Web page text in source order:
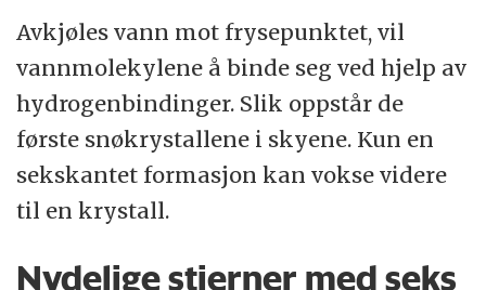
Avkjøles vann mot frysepunktet, vil
vannmolekylene å binde seg ved hjelp av
hydrogenbindinger. Slik oppstår de
første snøkrystallene i skyene. Kun en
sekskantet formasjon kan vokse videre
til en krystall.
Nydelige stjerner med seks